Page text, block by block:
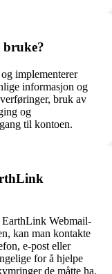
implementerer
informasjon og
bruk av
og
til kontoen.
EarthLink Webmail-
kan man kontakte
e-post eller
for å hjelpe
de måtte ha.